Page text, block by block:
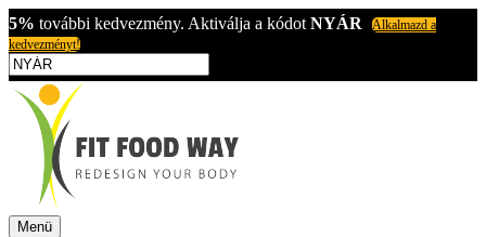
5% további kedvezmény. Aktiválja a kódot NYÁR
Alkalmazd a
kedvezményt!
Menü